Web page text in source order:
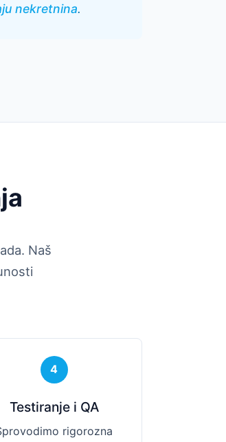
nekretnina.
Naš
4
Testiranje i QA
rigorozna